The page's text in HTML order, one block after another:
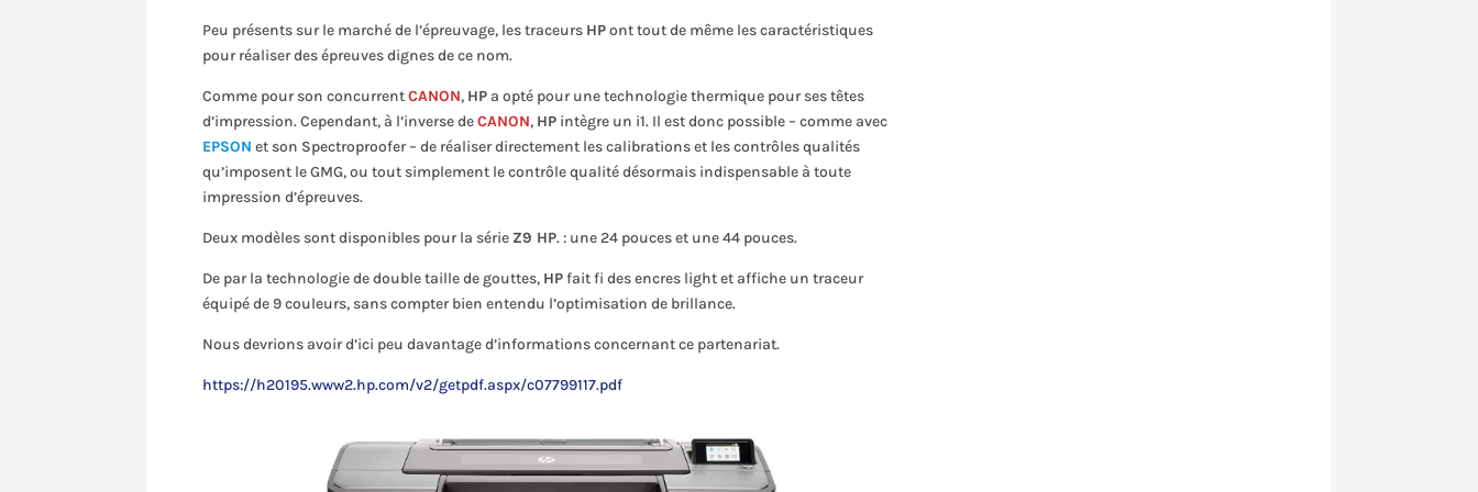
Peu présents sur le marché de l’épreuvage, les traceurs HPont tout de même les caractéristiques
pour réaliser des épreuves dignes de ce nom.
Comme pour son concurrentCANON, HP a opté pour une technologie thermique pour ses têtes
d’impression. Cependant, à l’inverse deCANON, HP intègre un i1. Il est donc possible – comme avec
EPSON et son Spectroproofer – de réaliser directement les calibrations et les contrôles qualités
qu’imposent le GMG, ou tout simplement le contrôle qualité désormais indispensable à toute
impression d’épreuves.
Deux modèles sont disponibles pour la série Z9 HP. : une 24 pouces et une 44 pouces.
De par la technologie de double taille de gouttes, HPfait fi des encres light et affiche un traceur
équipé de 9 couleurs, sans compter bien entendu l’optimisation de brillance.
Nous devrions avoir d’ici peu davantage d’informations concernant ce partenariat.
https://h20195.www2.hp.com/v2/getpdf.aspx/c07799117.pdf